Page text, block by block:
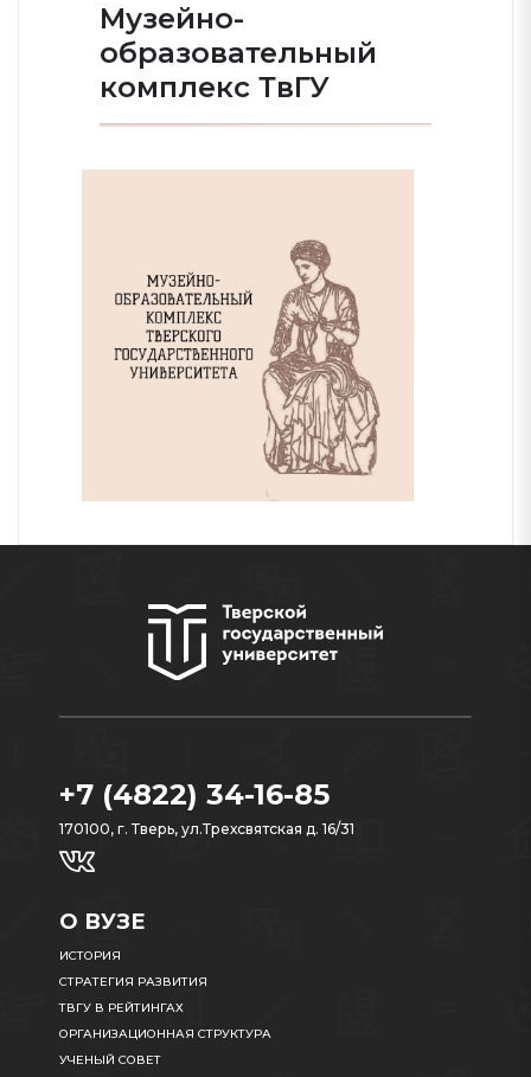
Музейно-
образовательный
комплекс ТвГУ
+7 (4822) 34-16-85
170100, г. Тверь, ул.Трехсвятская д. 16/31
О ВУЗЕ
ИСТОРИЯ
СТРАТЕГИЯ РАЗВИТИЯ
ТВГУ В РЕЙТИНГАХ
ОРГАНИЗАЦИОННАЯ СТРУКТУРА
УЧЕНЫЙ СОВЕТ